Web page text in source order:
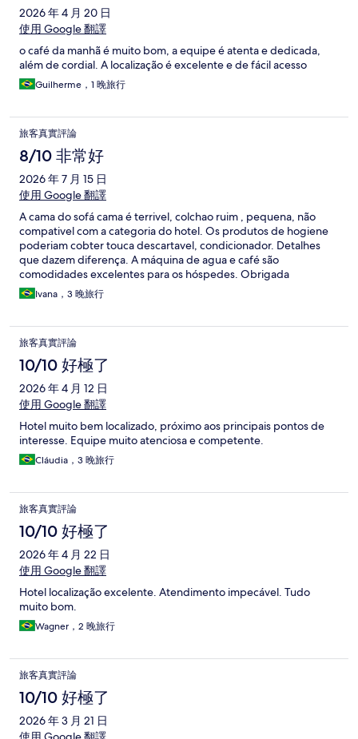
2026 年 4 月 20 日
使用 Google 翻譯
o café da manhã é muito bom, a equipe é atenta e dedicada,
além de cordial. A localização é excelente e de fácil acesso
Guilherme，1 晚旅行
旅客真實評論
8/10 非常好
2026 年 7 月 15 日
使用 Google 翻譯
A cama do sofá cama é terrivel, colchao ruim , pequena, não
compativel com a categoria do hotel. Os produtos de hogiene
poderiam cobter touca descartavel, condicionador. Detalhes
que dazem diferença. A máquina de agua e café são
comodidades excelentes para os hóspedes. Obrigada
Ivana，3 晚旅行
旅客真實評論
10/10 好極了
2026 年 4 月 12 日
使用 Google 翻譯
Hotel muito bem localizado, próximo aos principais pontos de
interesse. Equipe muito atenciosa e competente.
Cláudia，3 晚旅行
旅客真實評論
10/10 好極了
2026 年 4 月 22 日
使用 Google 翻譯
Hotel localização excelente. Atendimento impecável. Tudo
muito bom.
Wagner，2 晚旅行
旅客真實評論
10/10 好極了
2026 年 3 月 21 日